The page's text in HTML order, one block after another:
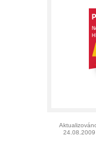
24.08.2009